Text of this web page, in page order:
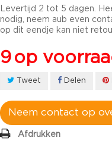
Levertijd 2 tot 5 dagen.
nodig, neem aub even
op dit eendje kan niet
9 op
Tweet Delen
Neem contact op
Afdrukken